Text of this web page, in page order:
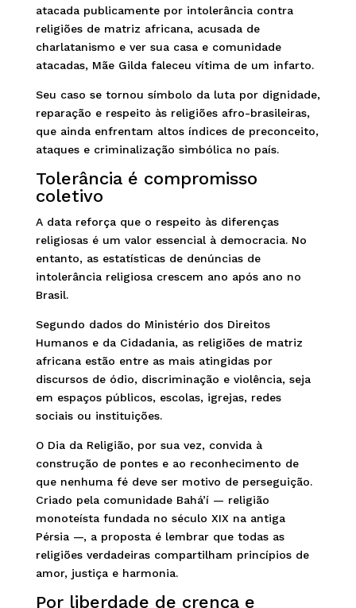
atacada publicamente por intolerância contra
religiões de matriz africana, acusada de
charlatanismo e ver sua casa e comunidade
atacadas, Mãe Gilda faleceu vítima de um infarto.
Seu caso se tornou símbolo da luta por dignidade,
reparação e respeito às religiões afro-brasileiras,
que ainda enfrentam altos índices de preconceito,
ataques e criminalização simbólica no país.
Tolerância é compromisso
coletivo
A data reforça que o respeito às diferenças
religiosas é um valor essencial à democracia. No
entanto, as estatísticas de denúncias de
intolerância religiosa crescem ano após ano no
Brasil.
Segundo dados do Ministério dos Direitos
Humanos e da Cidadania, as religiões de matriz
africana estão entre as mais atingidas por
discursos de ódio, discriminação e violência, seja
em espaços públicos, escolas, igrejas, redes
sociais ou instituições.
O Dia da Religião, por sua vez, convida à
construção de pontes e ao reconhecimento de
que nenhuma fé deve ser motivo de perseguição.
Criado pela comunidade Bahá’í — religião
monoteísta fundada no século XIX na antiga
Pérsia —, a proposta é lembrar que todas as
religiões verdadeiras compartilham princípios de
amor, justiça e harmonia.
Por liberdade de crença e